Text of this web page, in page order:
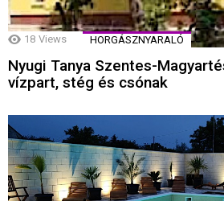
18 Views HORGÁSZNYARALÓ
Nyugi Tanya Szentes-
vízpart, stég és csónak